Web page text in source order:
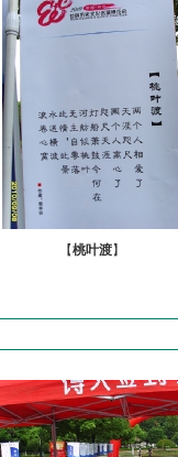
【桃叶渡】